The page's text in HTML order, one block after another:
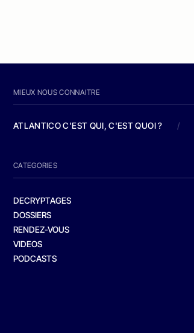
MIEUX NOUS CONNAITRE
ATLANTICO C'EST QUI, C'EST QUOI ? /
CATEGORIES
DECRYPTAGES
DOSSIERS
RENDEZ-VOUS
VIDEOS
PODCASTS